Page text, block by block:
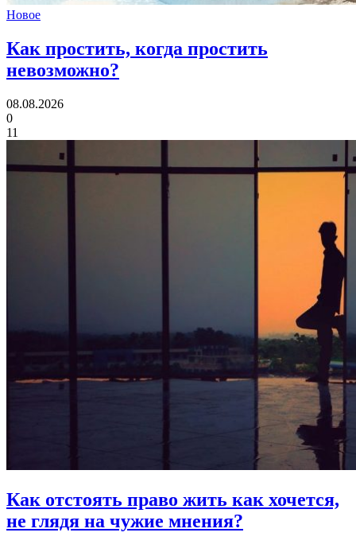
Новое
Как простить, когда простить
невозможно?
08.08.2026
0
11
Как отстоять право жить как хочется,
не глядя на чужие мнения?